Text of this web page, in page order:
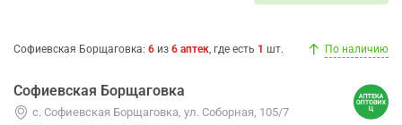
Софиевская Борщаговка: 6 из 6 аптек, где есть 1 шт. По наличию
Софиевская Борщаговка
с. Софиевская Борщаговка, ул. Соборная, 105/7